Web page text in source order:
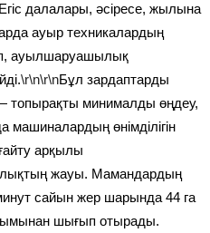
Егіс далалары, әсіресе, жылына
ауыр техникалардың
ауылшаруашылық
\r\n\r\nБұл зардаптарды
минималды өңдеу,
машиналардың өнімділігін
арқылы
жауы. Мамандардың
сайын жер шарында 44 га
шығып отырады.